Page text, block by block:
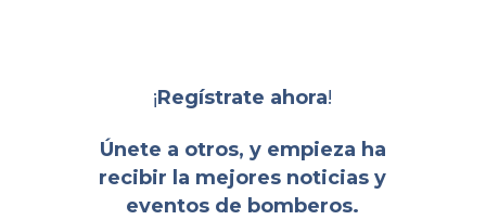
¡Regístrate ahora!
Únete a otros, y empieza ha
recibir la mejores noticias y
eventos de bomberos.